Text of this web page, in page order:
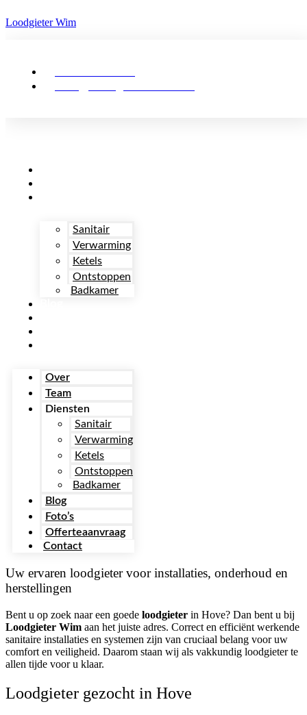
Loodgieter Wim
Sanitair
Verwarming
Ketels
Ontstoppen
Badkamer
Over
Team
Diensten
Sanitair
Verwarming
Ketels
Ontstoppen
Badkamer
Blog
Foto’s
Offerteaanvraag
Contact
Uw ervaren loodgieter voor installaties, onderhoud en
herstellingen
Bent u op zoek naar een goede loodgieter in Hove? Dan bent u bij
Loodgieter Wim aan het juiste adres. Correct en efficiënt werkende
sanitaire installaties en systemen zijn van cruciaal belang voor uw
comfort en veiligheid. Daarom staan wij als vakkundig loodgieter te
allen tijde voor u klaar.
Loodgieter gezocht in Hove